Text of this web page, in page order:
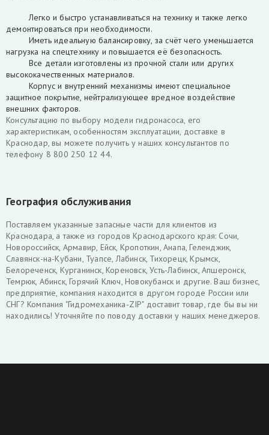
Легко и быстро устанавливаться на технику и также легко
демонтироваться при необходимости.
Иметь идеальную балансировку, за счёт чего уменьшается
нагрузка на спецтехнику и повышается её безопасность.
Все детали изготовлены из прочной стали или других
высококачественных материалов.
Корпус и внутренний механизмы имеют специальное
защитное покрытие, нейтрализующее вредное воздействие
внешних факторов.
Консультацию по выбору модели гидронасоса, его
характеристикам, особенностям эксплуатации, доставке в
Краснодар, вы можете получить у наших консультантов по
телефону 8 800 250 12 44.
География обслуживания
Поставляем указанные запасные части для клиентов из
Краснодара, а также из городов Краснодарского края: Сочи,
Новороссийск, Армавир, Ейск, Кропоткин, Анапа, Геленджик,
Славянск-на-Кубани, Туапсе, Лабинск, Тихорецк, Крымск,
Белореченск, Курганинск, Кореновск, Усть-Лабинск, Апшеронск,
Темрюк, Абинск, Горячий Ключ, Новокубанск и другие. Ваш бизнес,
предприятие, компания находится в другом городе России или
СНГ? Компания "Гидромеханика-ZIP" доставит товар, где бы вы ни
находились! Уточняйте по поводу доставки у наших менеджеров.